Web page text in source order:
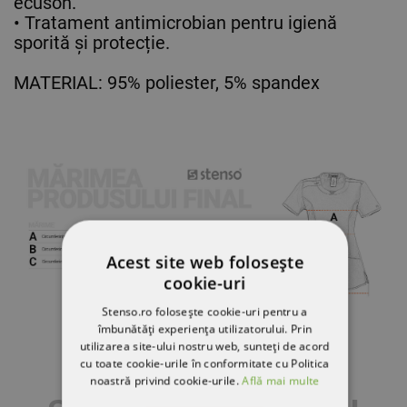
• Tratament antimicrobian pentru igienă
sporită și protecție.
MATERIAL: 95% poliester, 5% spandex
Acest site web folosește
cookie-uri
Stenso.ro folosește cookie-uri pentru a
îmbunătăți experiența utilizatorului. Prin
utilizarea site-ului nostru web, sunteți de acord
cu toate cookie-urile în conformitate cu Politica
noastră privind cookie-urile.Află mai multe